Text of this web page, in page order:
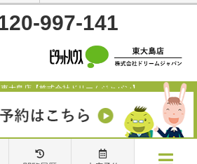
997-141
大島店【株式会社ドリームジャパン】